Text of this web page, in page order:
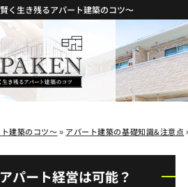
く生き残るアパート建築のコツ～
建築のコツ～» アパート建築の基礎知識&注意点
パート経営は可能？